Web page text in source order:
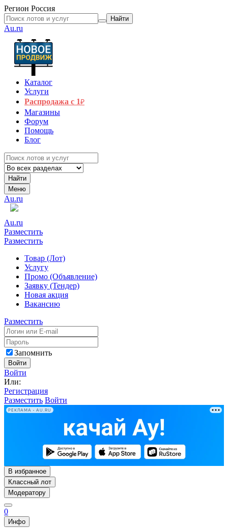
Регион Россия
Найти
Au.ru
Каталог
Услуги
Распродажа с 1₽
Магазины
Форум
Помощь
Блог
Найти
Меню
Au.ru
Au.ru
Разместить
Разместить
Товар (Лот)
Услугу
Промо (Объявление)
Заявку (Тендер)
Новая акция
Вакансию
Разместить
Запомнить
Войти
Войти
Или:
Регистрация
Разместить Войти
РЕКЛАМА • AU.RU
В избранное
Классный лот
Модератору
0
Инфо